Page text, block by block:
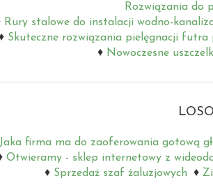
Rozwiązania do
Rury stalowe do instalacji wodno-
Skuteczne rozwiązania pielęgnacji futra
Nowoczesne
Jaka firma ma do zaoferowania gotową
Otwieramy - sklep internetowy z
Sprzedaż szaf żaluzjowych